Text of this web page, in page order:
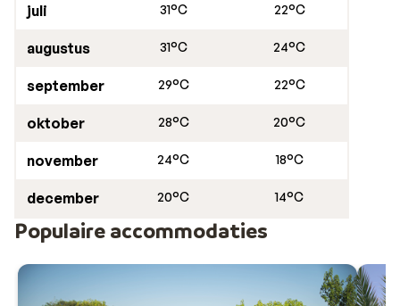
juli 31°C 22°C
augustus 31°C 24°C
september 29°C 22°C
oktober 28°C 20°C
november 24°C 18°C
december 20°C 14°C
Populaire accommodaties